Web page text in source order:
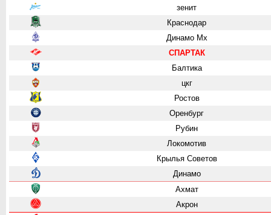
зенит
Краснодар
Динамо Мх
СПАРТАК
Балтика
цкг
Ростов
Оренбург
Рубин
Локомотив
Крылья Советов
Динамо
Ахмат
Акрон